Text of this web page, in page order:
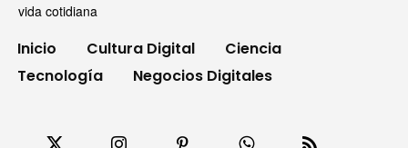
vida cotidiana
Inicio Cultura Digital
Ciencia
Tecnología
Negocios Digitales